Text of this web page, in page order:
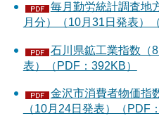
毎月勤労統計調査地
月分）（10月31日発表）
石川県鉱工業指数（
表）（PDF：392KB）
金沢市消費者物価指
（10月24日発表）（PDF